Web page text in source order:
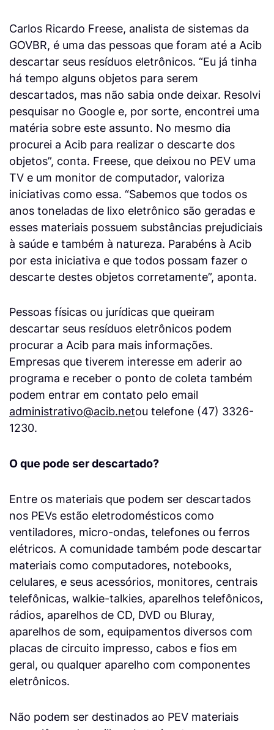
Carlos Ricardo Freese, analista de sistemas da
GOVBR, é uma das pessoas que foram até a Acib
descartar seus resíduos eletrônicos. “Eu já tinha
há tempo alguns objetos para serem
descartados, mas não sabia onde deixar. Resolvi
pesquisar no Google e, por sorte, encontrei uma
matéria sobre este assunto. No mesmo dia
procurei a Acib para realizar o descarte dos
objetos”, conta. Freese, que deixou no PEV uma
TV e um monitor de computador, valoriza
iniciativas como essa. “Sabemos que todos os
anos toneladas de lixo eletrônico são geradas e
esses materiais possuem substâncias prejudiciais
à saúde e também à natureza. Parabéns à Acib
por esta iniciativa e que todos possam fazer o
descarte destes objetos corretamente”, aponta.
Pessoas físicas ou jurídicas que queiram
descartar seus resíduos eletrônicos podem
procurar a Acib para mais informações.
Empresas que tiverem interesse em aderir ao
programa e receber o ponto de coleta também
podem entrar em contato pelo email
administrativo@acib.netou telefone (47) 3326-
1230.
O que pode ser descartado?
Entre os materiais que podem ser descartados
nos PEVs estão eletrodomésticos como
ventiladores, micro-ondas, telefones ou ferros
elétricos. A comunidade também pode descartar
materiais como computadores, notebooks,
celulares, e seus acessórios, monitores, centrais
telefônicas, walkie-talkies, aparelhos telefônicos,
rádios, aparelhos de CD, DVD ou Bluray,
aparelhos de som, equipamentos diversos com
placas de circuito impresso, cabos e fios em
geral, ou qualquer aparelho com componentes
eletrônicos.
Não podem ser destinados ao PEV materiais